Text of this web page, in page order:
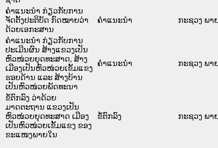
ຄໍາແນະນໍາ ກ່ຽວກັບການ
ຈັດຕັ້ງປະຕິບັດ ກົດໝາຍວ່າ
ດ້ວຍເອກະສານ
ຄໍາແນະນໍາ ກະຊວງ ພາ
ຄໍາແນະນໍາ ກ່ຽວກັບການ
ປະເມີນຜົນ ສ້າງແຂວງເປັນ
ຫົວໜ່ວຍຍຸດທະສາດ, ສ້າງ
ເມືອງເປັນຫົວໜ່ວຍເຂັ້ມແຂງ
ຮອບດ້ານ ແລະ ສ້າງບ້ານ
ເປັນຫົວໜ່ວຍພັດທະນາ
ຄໍາແນະນໍາ ກະຊວງ ພາ
ຂໍ້ຕົກລົງ ວ່າດ້ວຍ
ມາດຕະຖານ ແຂວງເປັນ
ຫົວໜ່ວຍຍຸດທະສາດ ເມືອງ
ເປັນຫົວໜ່ວຍເຂັ້ມແຂງ ຂອງ
ຂະແໜງພາຍໃນ
ຂໍ້ຕົກລົງ ກະຊວງ ພາ